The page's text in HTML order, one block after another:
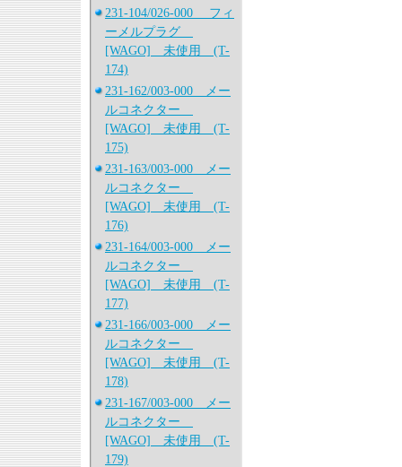
231-104/026-000 フィ
ーメルプラグ
[WAGO] 未使用 (T-
174)
231-162/003-000 メー
ルコネクター
[WAGO] 未使用 (T-
175)
231-163/003-000 メー
ルコネクター
[WAGO] 未使用 (T-
176)
231-164/003-000 メー
ルコネクター
[WAGO] 未使用 (T-
177)
231-166/003-000 メー
ルコネクター
[WAGO] 未使用 (T-
178)
231-167/003-000 メー
ルコネクター
[WAGO] 未使用 (T-
179)